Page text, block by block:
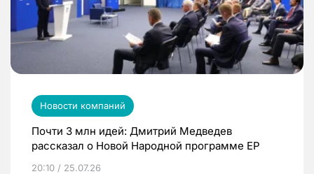
Новости компаний
Почти 3 млн идей: Дмитрий Медведев
рассказал о Новой Народной программе ЕР
20:10 / 25.07.26